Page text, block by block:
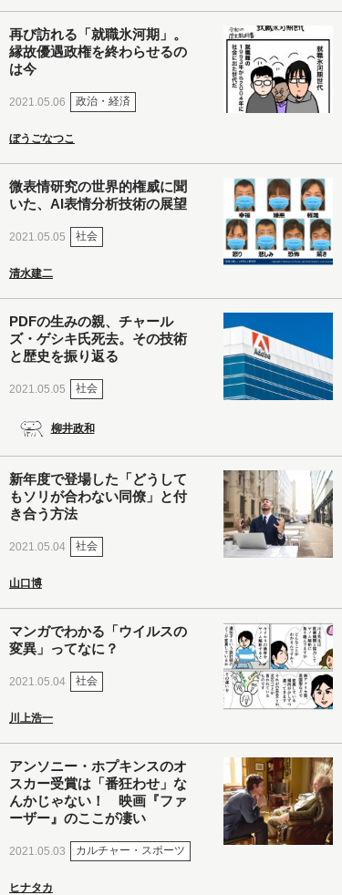
再び訪れる「就職氷河期」。
縁故優遇政権を終わらせるの
は今
2021.05.06 政治・経済
ぼうごなつこ
微表情研究の世界的権威に聞
いた、AI表情分析技術の展望
2021.05.05 社会
清水建二
PDFの生みの親、チャール
ズ・ゲシキ氏死去。その技術
と歴史を振り返る
2021.05.05 社会
柳井政和
新年度で登場した「どうして
もソリが合わない同僚」と付
き合う方法
2021.05.04 社会
山口博
マンガでわかる「ウイルスの
変異」ってなに？
2021.05.04 社会
川上浩一
アンソニー・ホプキンスのオ
スカー受賞は「番狂わせ」な
んかじゃない！ 映画『ファ
ーザー』のここが凄い
2021.05.03 カルチャー・スポーツ
ヒナタカ